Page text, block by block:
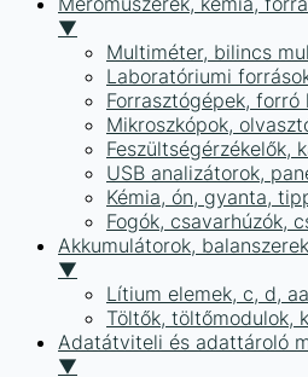
▼
Multiméter, bilincs
Laboratóriumi
Forrasztógépek,
Mikroszkópok,
Feszültségérzékelők,
USB analizátorok,
Kémia, ón, gyanta,
Fogók, csavarhúzók,
Akkumulátorok,
▼
Lítium elemek, c, d,
Töltők, töltőmodulok,
Adatátviteli és adattároló
▼